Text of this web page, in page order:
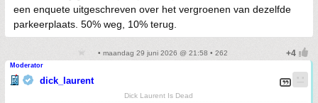
een enquete uitgeschreven over het vergroenen van dezelfde
parkeerplaats. 50% weg, 10% terug.
• maandag 29 juni 2026 @ 21:58 • 262
Moderator
dick_laurent
Dick Laurent Is Dead